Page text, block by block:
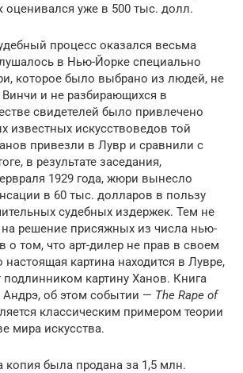
оценивался уже в 500 тыс. долл.
процесс оказался весьма
в Нью-Йорке специально
которое было выбрано из людей, не
и не разбирающихся в
свидетелей было привлечено
известных искусствоведов той
привезли в Лувр и сравнили с
в результате заседания,
1929 года, жюри вынесло
в 60 тыс. долларов в пользу
судебных издержек. Тем не
решение присяжных из числа нью-
о том, что арт-дилер не прав в своем
настоящая картина находится в Лувре,
подлинником картину Ханов. Книга
Андрэ, об этом событии — The Rape of
классическим примером теории
мира искусства.
копия была продана за 1,5 млн.